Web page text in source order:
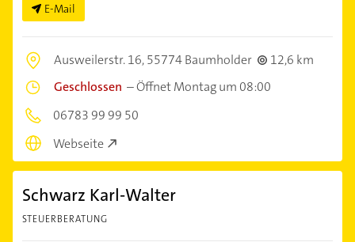
E-Mail
Ausweilerstr. 16,55774 Baumholder
12,6 km
Geschlossen –Öffnet Montag um 08:00
06783 99 99 50
Webseite
Schwarz Karl-Walter
STEUERBERATUNG